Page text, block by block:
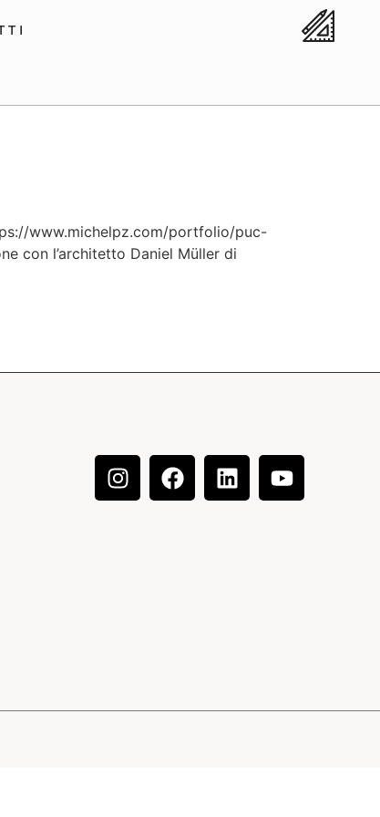
www.michelpz.com/portfolio/puc-
con l’architetto Daniel Müller di